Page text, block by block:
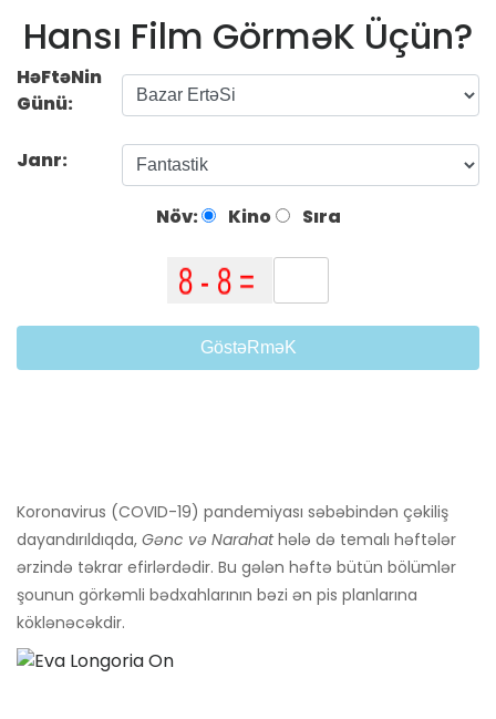
Hansı Film GörməK Üçün?
HəFtəNin
Günü:
Janr:
Növ: Kino Sıra
GöstəRməK
Koronavirus (COVID-19) pandemiyası səbəbindən çəkiliş
dayandırıldıqda, Gənc və Narahathələ də temalı həftələr
ərzində təkrar efirlərdədir. Bu gələn həftə bütün bölümlər
şounun görkəmli bədxahlarının bəzi ən pis planlarına
köklənəcəkdir.